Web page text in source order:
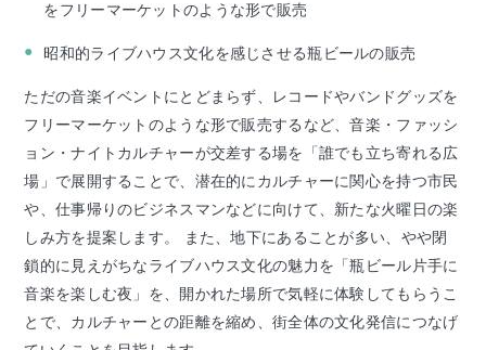
をフリーマーケットのような形で販売
昭和的ライブハウス文化を感じさせる瓶ビールの販売
ただの音楽イベントにとどまらず、レコードやバンドグッズを
フリーマーケットのような形で販売するなど、音楽・ファッシ
ョン・ナイトカルチャーが交差する場を「誰でも立ち寄れる広
場」で展開することで、潜在的にカルチャーに関心を持つ市民
や、仕事帰りのビジネスマンなどに向けて、新たな火曜日の楽
しみ方を提案します。 また、地下にあることが多い、やや閉
鎖的に見えがちなライブハウス文化の魅力を「瓶ビール片手に
音楽を楽しむ夜」を、開かれた場所で気軽に体験してもらうこ
とで、カルチャーとの距離を縮め、街全体の文化発信につなげ